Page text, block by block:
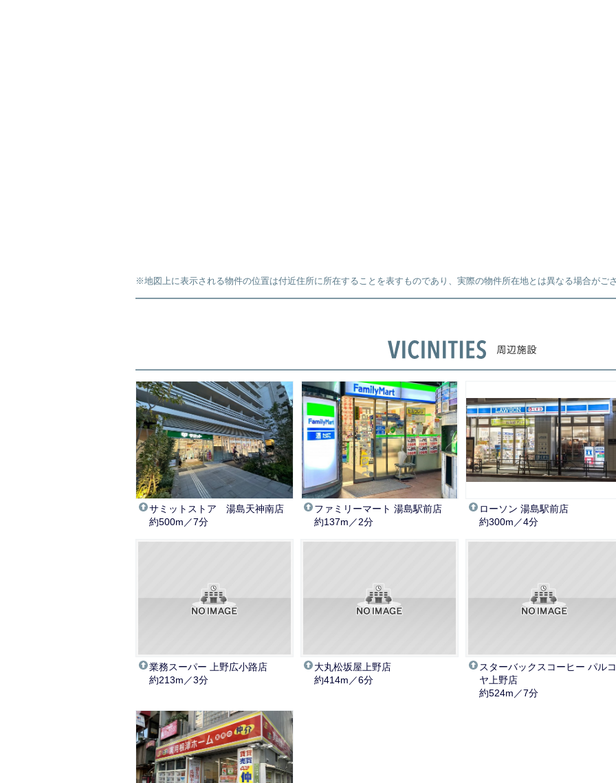
※地図上に表示される物件の位置は付近住所に所在することを表すものであり、実際の物件所在地とは異なる場合がござ
サミットストア 湯島天神南店
約500m／7分
ファミリーマート 湯島駅前店
約137m／2分
ローソン 湯島駅前店
約300m／4分
業務スーパー 上野広小路店
約213m／3分
大丸松坂屋上野店
約414m／6分
スターバックスコーヒー パルコ
ヤ上野店
約524m／7分